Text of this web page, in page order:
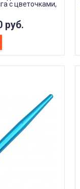
с цветочками,
руб.